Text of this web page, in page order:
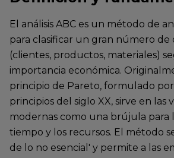
El análisis ABC es un método de
para clasificar un gran número de
(clientes, productos, materiales)
importancia económica.
principio de Pareto, formulado
principios del siglo XX, sirve en las
modernas como una brújula para
tiempo y los recursos. El método
de lo no esencial' y permite a las